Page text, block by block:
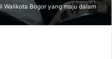
Walikota Bogor yang maju dalam